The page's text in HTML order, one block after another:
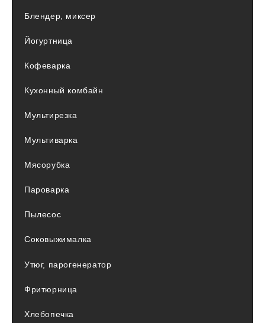
Блендер, миксер
Йогуртница
Кофеварка
Кухонный комбайн
Мультирезка
Мультиварка
Мясорубка
Пароварка
Пылесос
Соковыжималка
Утюг, парогенератор
Фритюрница
Хлебопечка